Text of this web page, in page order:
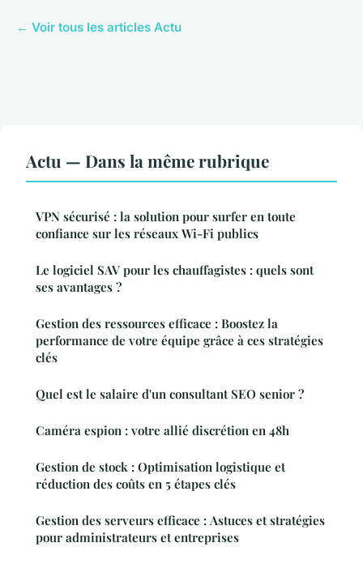
← Voir tous les articles Actu
Actu — Dans la même rubrique
VPN sécurisé : la solution pour surfer en toute
confiance sur les réseaux Wi-Fi publics
Le logiciel SAV pour les chauffagistes : quels sont
ses avantages ?
Gestion des ressources efficace : Boostez la
performance de votre équipe grâce à ces stratégies
clés
Quel est le salaire d'un consultant SEO senior ?
Caméra espion : votre allié discrétion en 48h
Gestion de stock : Optimisation logistique et
réduction des coûts en 5 étapes clés
Gestion des serveurs efficace : Astuces et stratégies
pour administrateurs et entreprises